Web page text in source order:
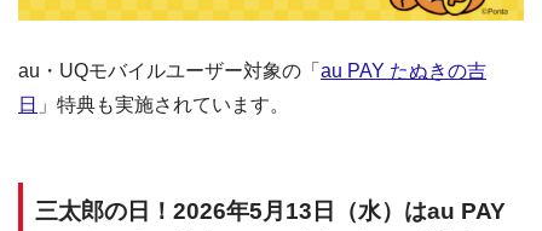
au・UQモバイルユーザー対象の「 au PAY たぬきの吉
日 」特典も実施されています。
三太郎の日！2026年5月13日（水）はau PAY